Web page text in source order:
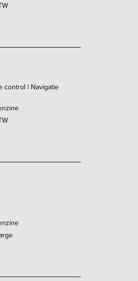
control | Navigatie